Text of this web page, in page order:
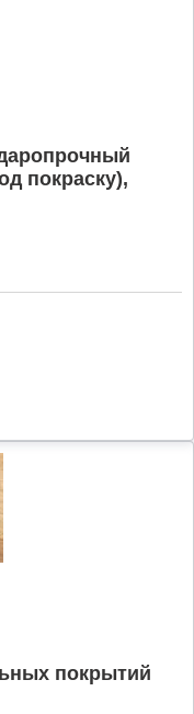
покраску),
покрытий